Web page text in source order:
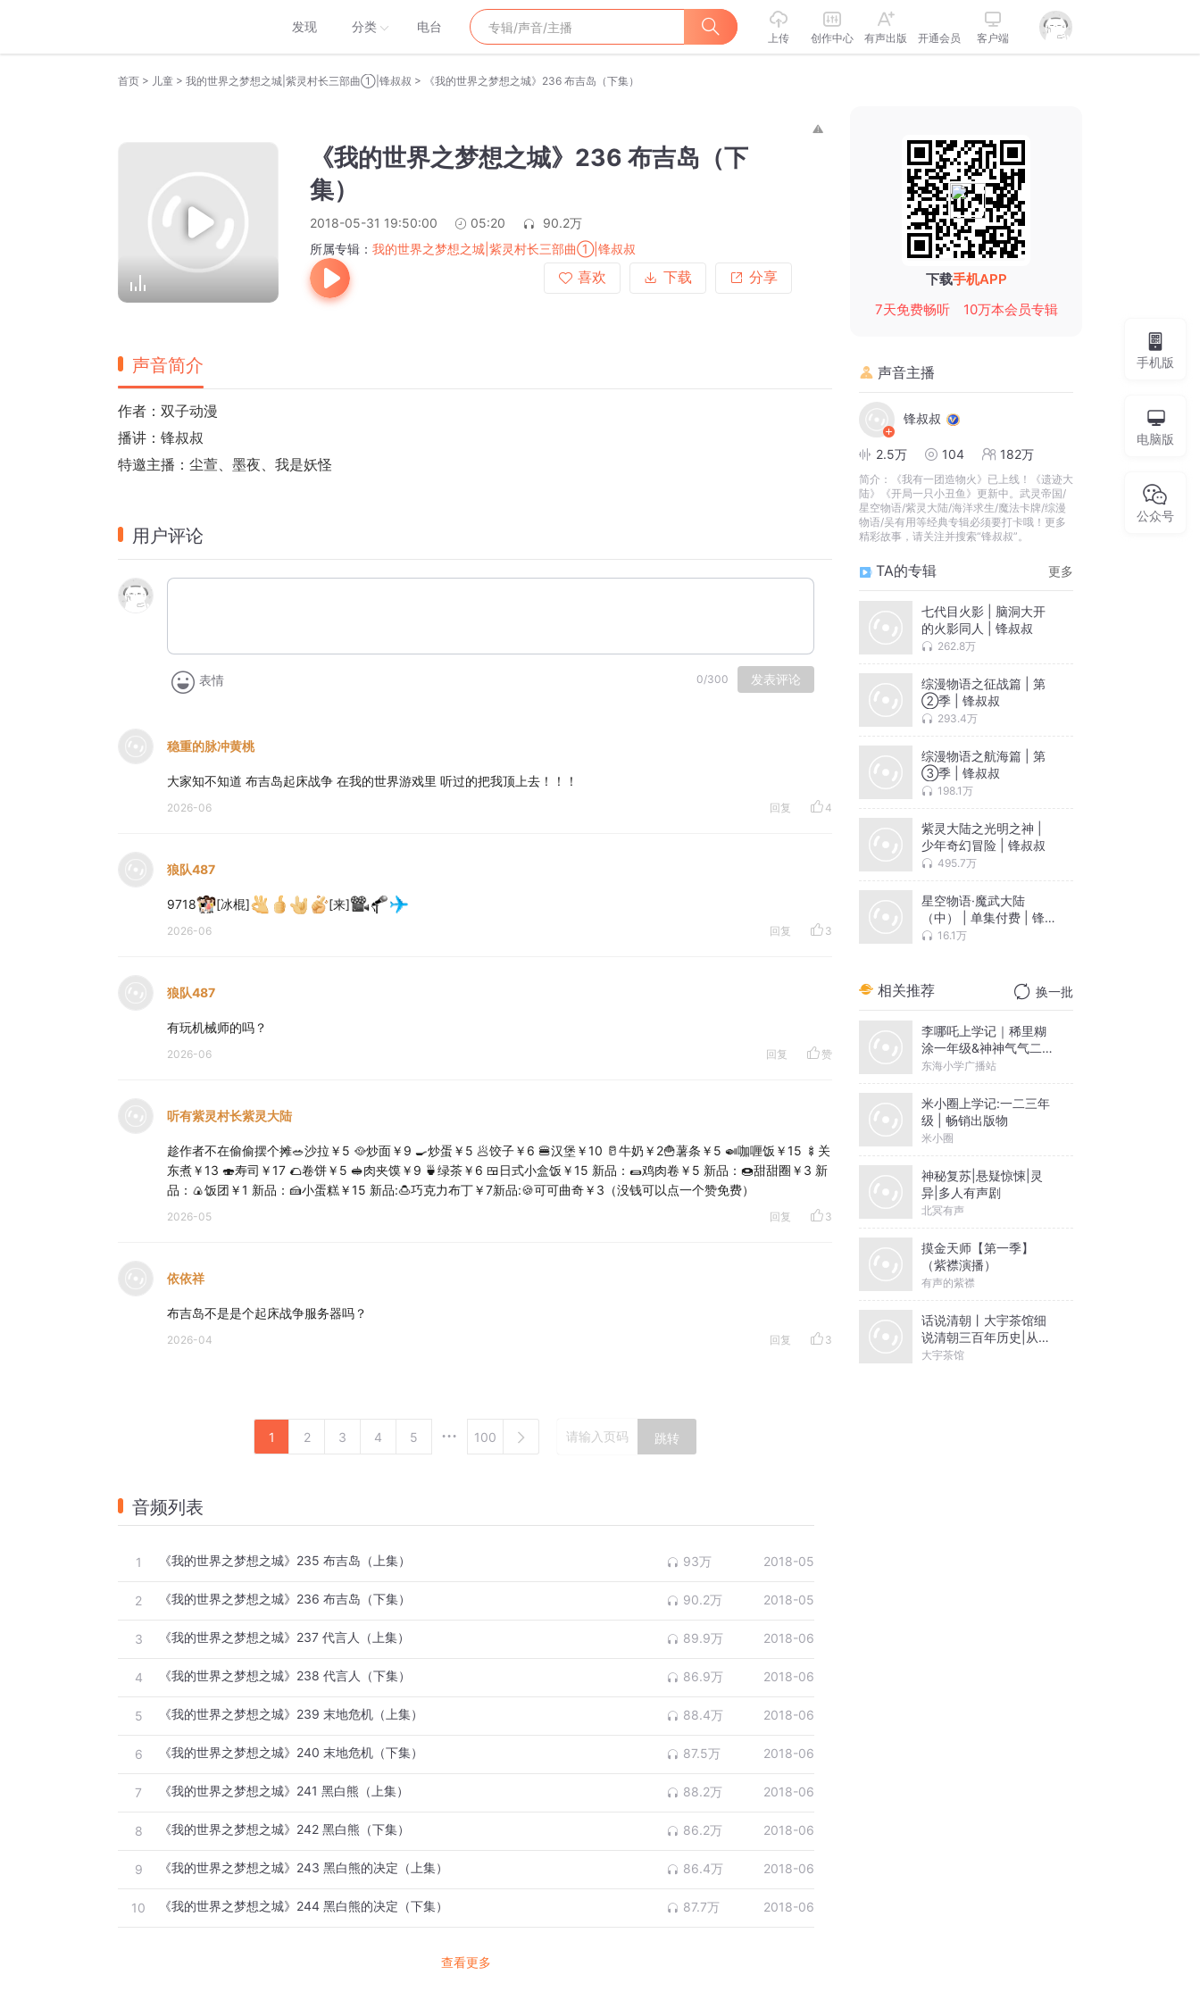
发现 分类 电台
上传 创作中心 有声出版 开通会员 客户端
首页 > 儿童 > 我的世界之梦想之城|紫灵村长三部曲①|锋叔叔 > 《我的世界之梦想之城》236 布吉岛（下集）
《我的世界之梦想之城》236 布吉岛（下
集）
2018-05-31 19:50:00 05:20
90.2万
所属专辑： 我的世界之梦想之城|紫灵村长三部曲①|锋叔叔
喜欢
下载 分享
声音简介
作者：双子动漫
播讲：锋叔叔
特邀主播：尘萱、墨夜、我是妖怪
用户评论
表情 0/300 发表评论
稳重的脉冲黄桃
大家知不知道 布吉岛起床战争 在我的世界游戏里 听过的把我顶上去！！！
2026-06 回复 4
狼队487
9718 [冰棍] [来]
2026-06 回复 3
狼队487
有玩机械师的吗？
2026-06 回复 赞
听有紫灵村长紫灵大陆
趁作者不在偷偷摆个摊🥗沙拉￥5 🥘炒面￥9 🍳炒蛋￥5 🥟饺子￥6 🍔汉堡￥10 🥛牛奶￥2🍟薯条￥5 🍛咖喱饭￥15 🍢关
东煮￥13 🍣寿司￥17 🌮卷饼￥5 🥪肉夹馍￥9 🍵绿茶￥6 🍱日式小盒饭￥15 新品：🌯鸡肉卷￥5 新品：🍩甜甜圈￥3 新
品：🍙饭团￥1 新品：🍰小蛋糕￥15 新品:🍮巧克力布丁￥7新品:🍪可可曲奇￥3（没钱可以点一个赞免费）
2026-05 回复 3
依依祥
布吉岛不是是个起床战争服务器吗？
2026-04 回复 3
1 2 3 4 5 100 跳转
音频列表
1 《我的世界之梦想之城》235 布吉岛（上集） 93万 2018-05
2 《我的世界之梦想之城》236 布吉岛（下集） 90.2万 2018-05
3 《我的世界之梦想之城》237 代言人（上集） 89.9万 2018-06
4 《我的世界之梦想之城》238 代言人（下集） 86.9万 2018-06
5 《我的世界之梦想之城》239 末地危机（上集） 88.4万 2018-06
6 《我的世界之梦想之城》240 末地危机（下集） 87.5万 2018-06
7 《我的世界之梦想之城》241 黑白熊（上集） 88.2万 2018-06
8 《我的世界之梦想之城》242 黑白熊（下集） 86.2万 2018-06
9 《我的世界之梦想之城》243 黑白熊的决定（上集） 86.4万 2018-06
10 《我的世界之梦想之城》244 黑白熊的决定（下集） 87.7万 2018-06
查看更多
下载手机APP
7天免费畅听
10万本会员专辑
声音主播
锋叔叔
2.5万 104 182万
简介：
《我有一团造物火》已上线！《遗迹大
陆》《开局一只小丑鱼》更新中。武灵帝国/
星空物语/紫灵大陆/海洋求生/魔法卡牌/综漫
物语/吴有用等经典专辑必须要打卡哦！更多
精彩故事，请关注并搜索“锋叔叔”。
TA的专辑 更多
七代目火影 | 脑洞大开
的火影同人 | 锋叔叔
262.8万
综漫物语之征战篇 | 第
②季 | 锋叔叔
293.4万
综漫物语之航海篇 | 第
③季 | 锋叔叔
198.1万
紫灵大陆之光明之神 |
少年奇幻冒险 | 锋叔叔
495.7万
星空物语·魔武大陆
（中） | 单集付费 | 锋
叔叔16.1万
相关推荐 换一批
李哪吒上学记｜稀里糊
涂一年级&神神气气二年
级
东海小学广播站
米小圈上学记:一二三年
级 | 畅销出版物
米小圈
神秘复苏|悬疑惊悚|灵
异|多人有声剧
北冥有声
摸金天师【第一季】
（紫襟演播）
有声的紫襟
话说清朝丨大宇茶馆细
说清朝三百年历史|从努
尔哈赤到末代皇帝溥仪|
大宇茶馆
手机版
电脑版
公众号